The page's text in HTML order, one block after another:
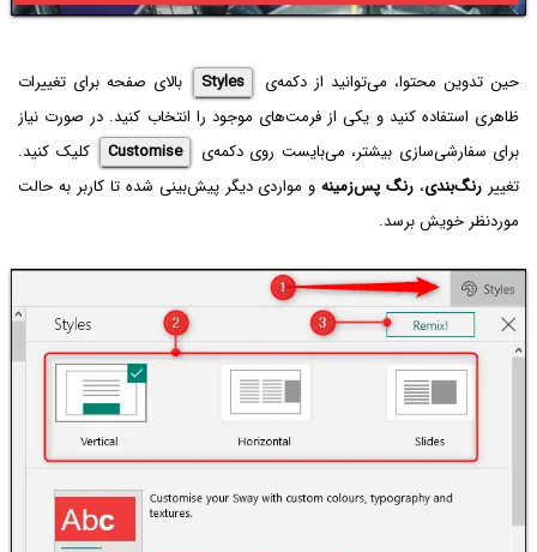
حین تدوین محتوا، می‌توانید از دکمه‌ی Styles
بالای صفحه برای تغییرات
ظاهری استفاده کنید و یکی از فرمت‌های موجود را انتخاب کنید. در صورت نیاز
برای سفارشی‌سازی بیشتر، می‌بایست روی دکمه‌ی
Customise
کلیک کنید.
تغییر رنگ‌بندی، رنگ پس‌زمینهو مواردی دیگر پیش‌بینی شده تا کاربر به حالت
موردنظر خویش برسد.